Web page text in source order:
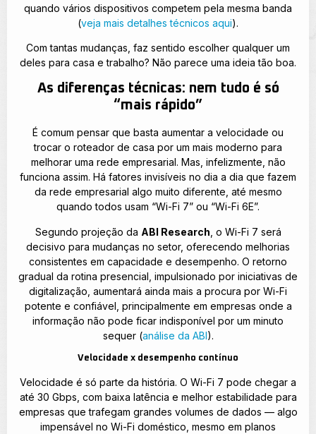
quando vários dispositivos competem pela mesma banda
(veja mais detalhes técnicos aqui).
Com tantas mudanças, faz sentido escolher qualquer um
deles para casa e trabalho? Não parece uma ideia tão boa.
As diferenças técnicas: nem tudo é só
“mais rápido”
É comum pensar que basta aumentar a velocidade ou
trocar o roteador de casa por um mais moderno para
melhorar uma rede empresarial. Mas, infelizmente, não
funciona assim. Há fatores invisíveis no dia a dia que fazem
da rede empresarial algo muito diferente, até mesmo
quando todos usam “Wi-Fi 7” ou “Wi-Fi 6E”.
Segundo projeção da ABI Research , o Wi-Fi 7 será
decisivo para mudanças no setor, oferecendo melhorias
consistentes em capacidade e desempenho. O retorno
gradual da rotina presencial, impulsionado por iniciativas de
digitalização, aumentará ainda mais a procura por Wi-Fi
potente e confiável, principalmente em empresas onde a
informação não pode ficar indisponível por um minuto
sequer (análise da ABI).
Velocidade x desempenho contínuo
Velocidade é só parte da história. O Wi-Fi 7 pode chegar a
até 30 Gbps, com baixa latência e melhor estabilidade para
empresas que trafegam grandes volumes de dados — algo
impensável no Wi-Fi doméstico, mesmo em planos